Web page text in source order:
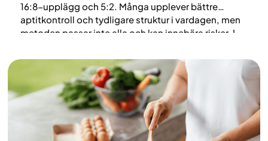
16:8-upplägg och 5:2. Många upplever bättre
aptitkontroll och tydligare struktur i vardagen, men
metoden passar inte alla och kan innebära risker. I
fördelar och risker samt hur den kan kombineras
Yazens helhetsbehandling mot övervikt och
obesitas.